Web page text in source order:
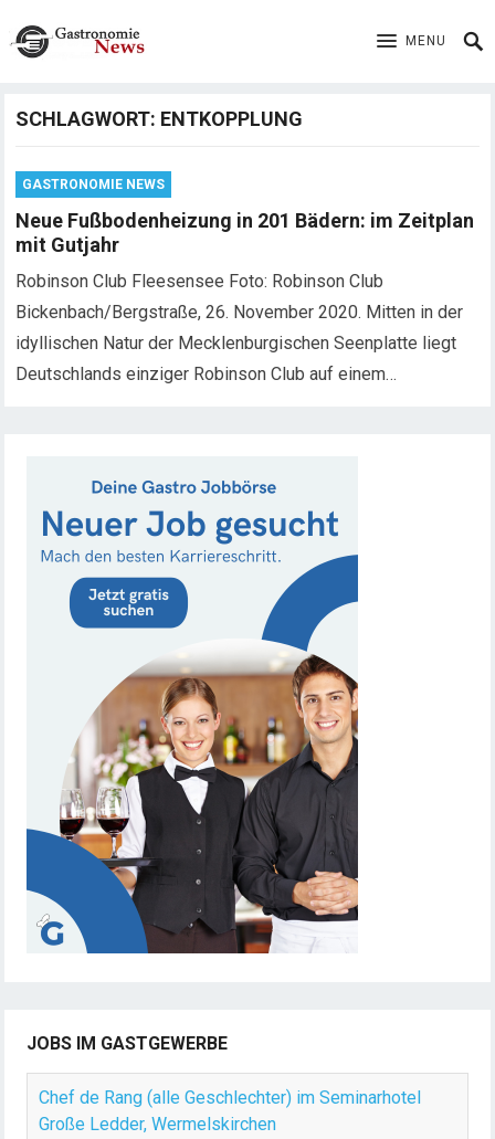
MENU
SCHLAGWORT: ENTKOPPLUNG
GASTRONOMIE NEWS
Neue Fußbodenheizung in 201 Bädern: im Zeitplan
mit Gutjahr
Robinson Club Fleesensee Foto: Robinson Club
Bickenbach/Bergstraße, 26. November 2020. Mitten in der
idyllischen Natur der Mecklenburgischen Seenplatte liegt
Deutschlands einziger Robinson Club auf einem…
JOBS IM GASTGEWERBE
Chef de Rang (alle Geschlechter) im Seminarhotel
Große Ledder, Wermelskirchen